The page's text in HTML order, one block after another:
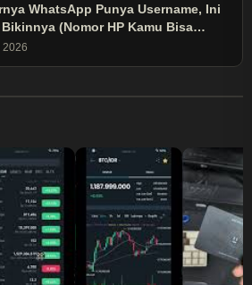
WhatsApp Punya Username, Ini
Bikinnya (Nomor HP Kamu Bisa
2026